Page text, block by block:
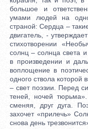
большое и
умами людей на
страной: Сердца –
двигатель, -
стихотворении
солнц – солнца света
в произведении и
воплощение в
одного ствола которой
– свет поэзии. Перед
теней, ночей
сменяя, друг дуга.
захочет «прилечь»
снова день